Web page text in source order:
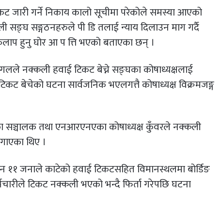
गर्ने निकाय कालो सूचीमा परेकोले समस्या आएको
सङ्घ सङ्गठनहरुले पी डि तलाई न्याय दिलाउन माग गर्दै
हुनु घोर आ प त्ति भएको बताएका छन् ।
नक्कली हवाई टिकट बेच्ने सङ्घका कोषाध्यक्षलाई
बेचेको घटना सार्वजनिक भएलगत्तै कोषाध्यक्ष विक्रमजङ्ग
सञ्चालक तथा एनआरएनएका कोषाध्यक्ष कुँवरले नक्कली
थिए ।
११ जनाले काटेको हवाई टिकटसहित विमानस्थलमा बोर्डिङ
टिकट नक्कली भएको भन्दै फिर्ता गरेपछि घटना